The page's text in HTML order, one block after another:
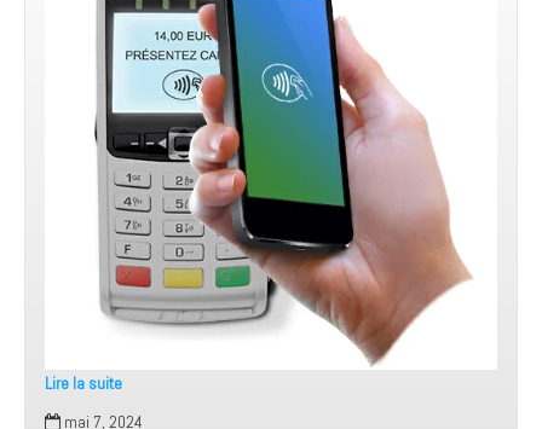
Lire la suite
Information
mai 7, 2024